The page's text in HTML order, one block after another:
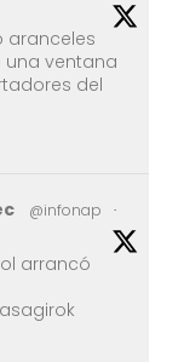
aranceles
una ventana
del
@infonap
·
arrancó